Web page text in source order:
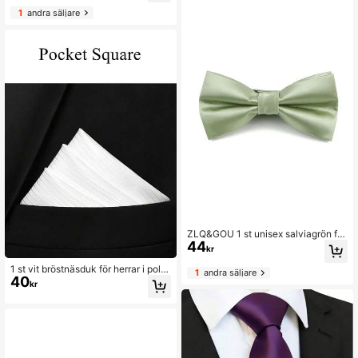
1andra säljare
1 st vit bröstnäsduk för herrar i poly
ester med paisley- och blommönste
r samt enfärgade ränder, lyxig dekor
40kr
ZLQ&GOU 1 st unisex salviagrön flu
ga, enfärgad satinrosett, modern hal
44kr
1andra säljare